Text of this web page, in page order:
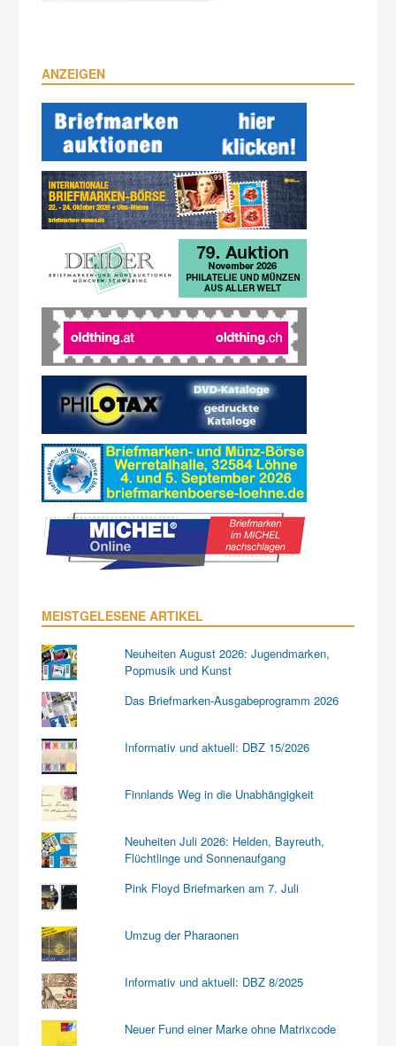
ANZEIGEN
MEISTGELESENE ARTIKEL
Neuheiten August 2026: Jugendmarken,
Popmusik und Kunst
Das Briefmarken-Ausgabeprogramm 2026
Informativ und aktuell: DBZ 15/2026
Finnlands Weg in die Unabhängigkeit
Neuheiten Juli 2026: Helden, Bayreuth,
Flüchtlinge und Sonnenaufgang
Pink Floyd Briefmarken am 7. Juli
Umzug der Pharaonen
Informativ und aktuell: DBZ 8/2025
Neuer Fund einer Marke ohne Matrixcode